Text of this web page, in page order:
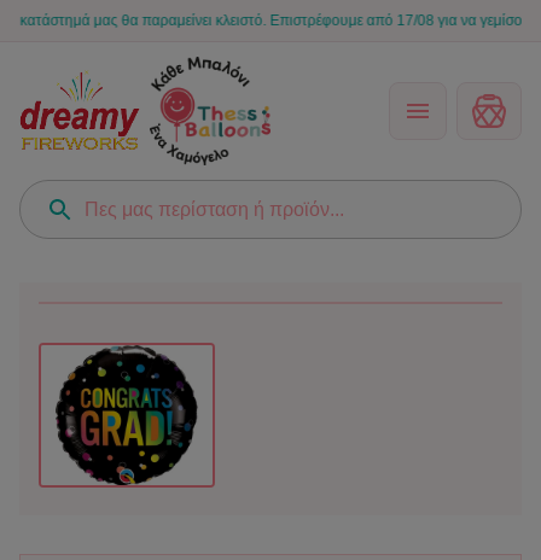
μας θα παραμείνει κλειστό. Επιστρέφουμε από 17/08 για να γεμίσουμε